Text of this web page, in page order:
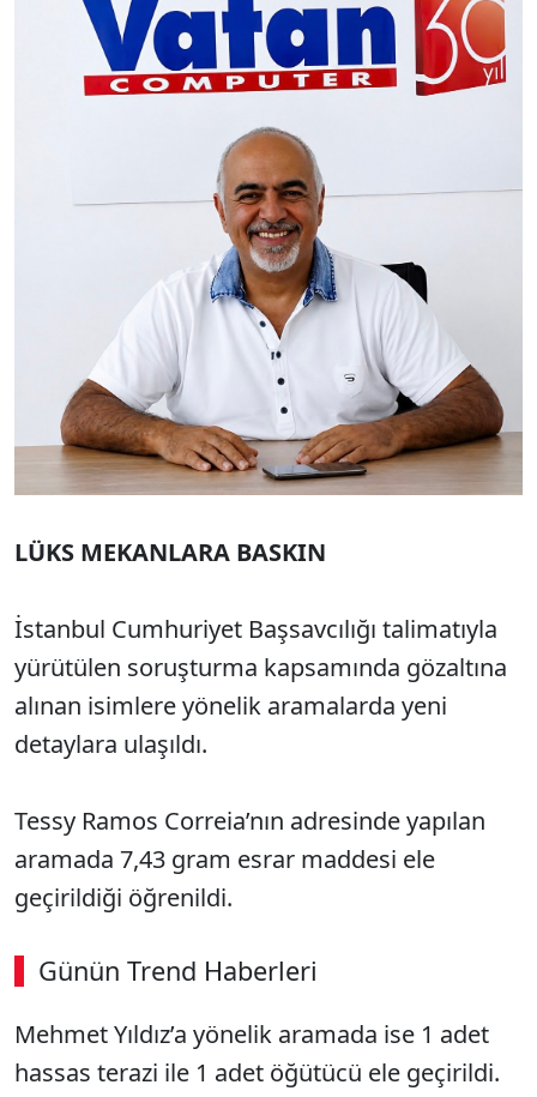
LÜKS MEKANLARA BASKIN
İstanbul Cumhuriyet Başsavcılığı talimatıyla
yürütülen soruşturma kapsamında gözaltına
alınan isimlere yönelik aramalarda yeni
detaylara ulaşıldı.
Tessy Ramos Correia’nın adresinde yapılan
aramada 7,43 gram esrar maddesi ele
geçirildiği öğrenildi.
Günün Trend Haberleri
SÖZCÜ SON DAKİKA
Mehmet Yıldız’a yönelik aramada ise 1 adet
hassas terazi ile 1 adet öğütücü ele geçirildi.